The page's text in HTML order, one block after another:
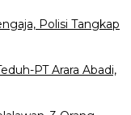
Polisi Tangkap
PT Arara Abadi,